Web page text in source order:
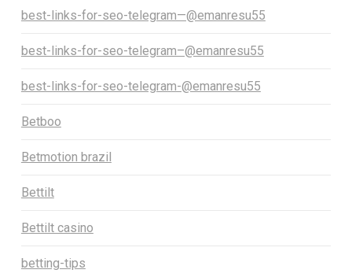
best-links-for-seo-telegram—@emanresu55
best-links-for-seo-telegram–@emanresu55
best-links-for-seo-telegram-@emanresu55
Betboo
Betmotion brazil
Bettilt
Bettilt casino
betting-tips